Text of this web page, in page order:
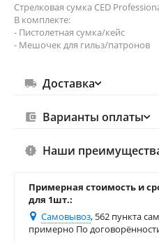
Стрелковая сумка CED
В комплекте:
- Пистолетная сумка/кейс
- Мешочек для гильз/патронов
Доставка
Варианты оплаты
Наши
Примерная стоимость и
для 1шт.:
Самовывоз, 562 пункта
примерно По